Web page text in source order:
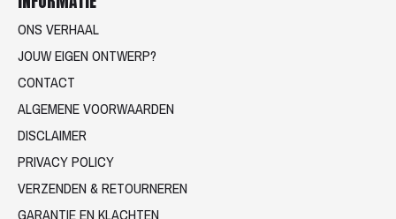
ONS VERHAAL
JOUW EIGEN ONTWERP?
CONTACT
ALGEMENE VOORWAARDEN
DISCLAIMER
PRIVACY POLICY
VERZENDEN & RETOURNEREN
GARANTIE EN KLACHTEN